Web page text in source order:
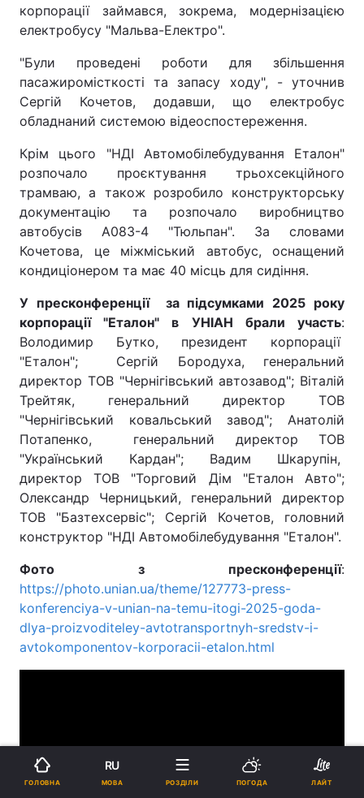
корпорації займався, зокрема, модернізацією
електробусу "Мальва-Електро".
"Були проведені роботи для збільшення
пасажиромісткості та запасу ходу", - уточнив
Сергій Кочетов, додавши, що електробус
обладнаний системою відеоспостереження.
Крім цього "НДІ Автомобілебудування Еталон"
розпочало проєктування трьохсекційного
трамваю, а також розробило конструкторську
документацію та розпочало виробництво
автобусів А083-4 "Тюльпан". За словами
Кочетова, це міжміський автобус, оснащений
кондиціонером та має 40 місць для сидіння.
У пресконференції за підсумками 2025 року
корпорації "Еталон" в УНІАН брали участь:
Володимир Бутко, президент корпорації
"Еталон"; Сергій Бородуха, генеральний
директор ТОВ "Чернігівський автозавод"; Віталій
Трейтяк, генеральний директор ТОВ
"Чернігівський ковальський завод"; Анатолій
Потапенко, генеральний директор ТОВ
"Український Кардан"; Вадим Шкарупін,
директор ТОВ "Торговий Дім "Еталон Авто";
Олександр Черницький, генеральний директор
ТОВ "Базтехсервіс"; Сергій Кочетов, головний
конструктор "НДІ Автомобілебудування "Еталон".
Фото з пресконференції:
https://photo.unian.ua/theme/127773-press-
konferenciya-v-unian-na-temu-itogi-2025-goda-
dlya-proizvoditeley-avtotransportnyh-sredstv-i-
avtokomponentov-korporacii-etalon.html
ГОЛОВНА
RU
МОВА РОЗДІЛИ ПОГОДА ЛАЙТ